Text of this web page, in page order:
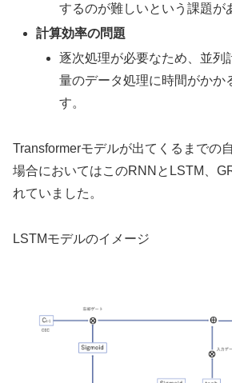
するのが難しいという課題が
計算効率の問題
逐次処理が必要なため、並列
量のデータ処理に時間がかか
す。
Transformerモデルが出てくるまでの
場合においてはこのRNNとLSTM、
れていました。
LSTMモデルのイメージ